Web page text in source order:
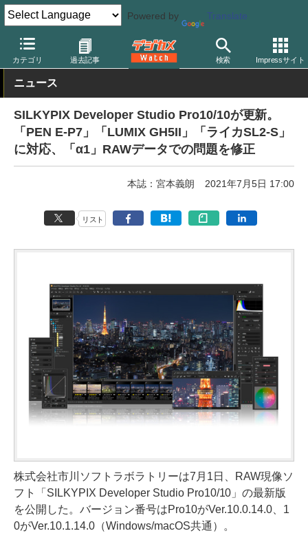
Powered by Translate
カテゴリ 過去記事 検索 Impressサイト
デジカメ Watch PC/モバイル関連 アプリ/ソフトウェア シルキ
ニュース
SILKYPIX Developer Studio Pro10/10が更新。
「PEN E-P7」「LUMIX GH5II」「ライカSL2-S」
に対応、「α1」RAWデータでの問題を修正
本誌：宮本義朗 2021年7月5日 17:00
リスト
株式会社市川ソフトラボラトリーは7月1日、RAW現像ソ
フト「SILKYPIX Developer Studio Pro10/10」の最新版
を公開した。バージョン番号はPro10がVer.10.0.14.0、1
0がVer.10.1.14.0（Windows/macOS共通）。